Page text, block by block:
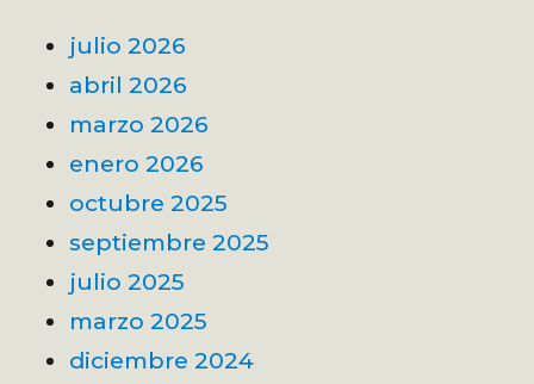
julio 2026
abril 2026
marzo 2026
enero 2026
octubre 2025
septiembre 2025
julio 2025
marzo 2025
diciembre 2024